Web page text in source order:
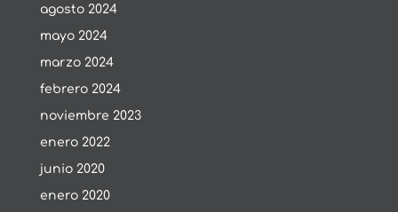
agosto 2024
mayo 2024
marzo 2024
febrero 2024
noviembre 2023
enero 2022
junio 2020
enero 2020